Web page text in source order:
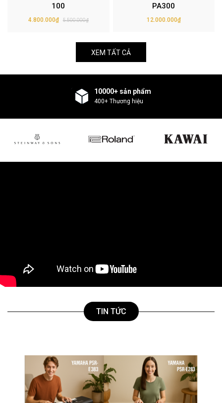
100
4.800.000₫ 5.500.000₫
PA300
12.000.000₫
XEM TẤT CẢ
10000+ sản phẩm
400+ Thương hiệu
TIN TỨC